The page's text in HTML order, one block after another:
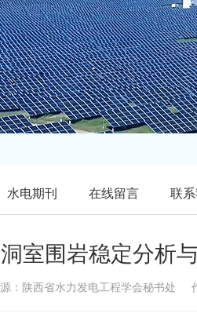
水电期刊 在线留言 联
室围岩稳定分析
：陕西省水力发电工程学会秘书